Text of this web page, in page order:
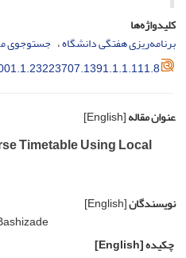
کلیدواژه‌ها
برنامه‌ریزی هفتگی دانشگاه جست­وجوی
عنوان مقاله[English]
Timetable Using Local
نویسندگان[English]
چکیده[English]